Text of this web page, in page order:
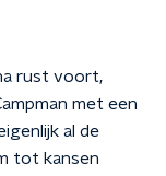
rust voort,
met een
al de
tot kansen